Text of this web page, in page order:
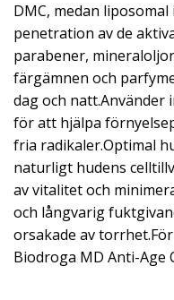
DMC, medan
penetration av de
parabener,
färgämnen och
dag och natt.Använder
för att hjälpa
fria radikaler.Optimal
naturligt hudens
av vitalitet och
och långvarig
orsakade av
Biodroga MD Anti-Age